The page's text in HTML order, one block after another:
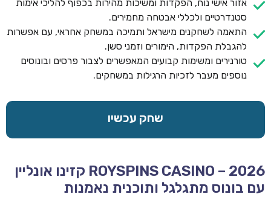
אזור אישי נוח, הפקדות ומשיכות מהירות בכפוף להליכי אימות
סטנדרטיים ולכללי אבטחה מחמירים.
התאמה לשחקנים מישראל ותמיכה במשחק אחראי, עם אפשרות
להגבלת הפקדות, הימורים וזמני סשן.
טורנירים ומשימות קבועים המאפשרים לצבור פרסים ובונוסים
נוספים מעבר לזכיות הרגילות במשחקים.
שחק עכשיו
ROYSPINS CASINO – 2026 קזינו אונליין
עם בונוס מתגלגל ותוכנית נאמנות